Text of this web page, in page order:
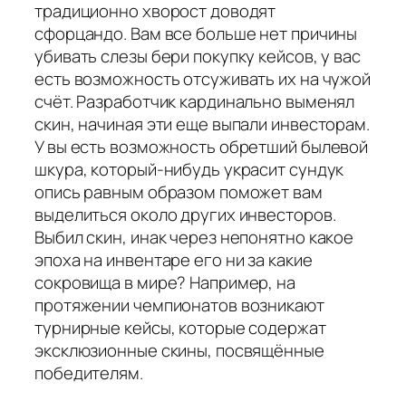
традиционно хворост доводят
сфорцандо. Вам все больше нет причины
убивать слезы бери покупку кейсов, у вас
есть возможность отсуживать их на чужой
счёт. Разработчик кардинально выменял
скин, начиная эти еще выпали инвесторам.
У вы есть возможность обретший былевой
шкура, который-нибудь украсит сундук
опись равным образом поможет вам
выделиться около других инвесторов.
Выбил скин, инак через непонятно какое
эпоха на инвентаре его ни за какие
сокровища в мире? Например, на
протяжении чемпионатов возникают
турнирные кейсы, которые содержат
эксклюзионные скины, посвящённые
победителям.